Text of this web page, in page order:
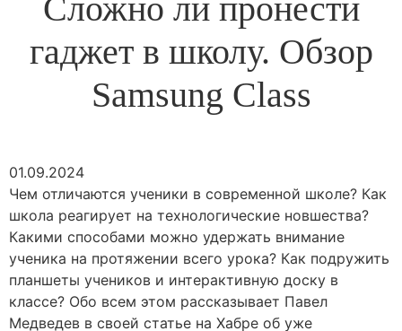
Сложно ли пронести
гаджет в школу. Обзор
Samsung Class
01.09.2024
Чем отличаются ученики в современной школе? Как
школа реагирует на технологические новшества?
Какими способами можно удержать внимание
ученика на протяжении всего урока? Как подружить
планшеты учеников и интерактивную доску в
классе? Обо всем этом рассказывает Павел
Медведев в своей статье на Хабре об уже